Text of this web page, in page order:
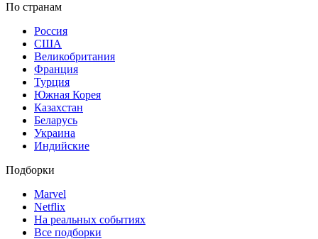
По странам
Россия
США
Великобритания
Франция
Турция
Южная Корея
Казахстан
Беларусь
Украина
Индийские
Подборки
Marvel
Netflix
На реальных событиях
Все подборки